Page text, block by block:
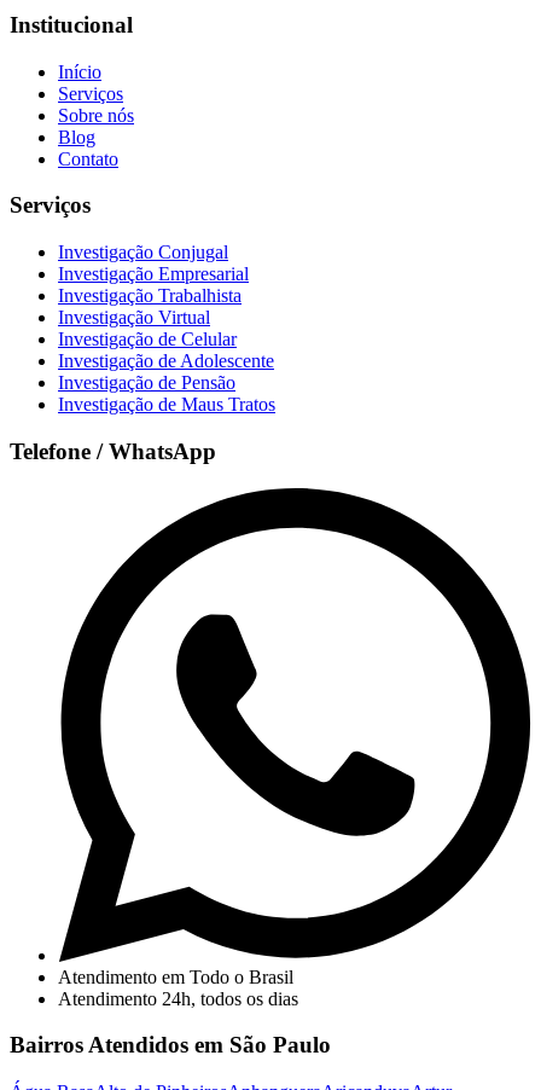
Institucional
Início
Serviços
Sobre nós
Blog
Contato
Serviços
Investigação Conjugal
Investigação Empresarial
Investigação Trabalhista
Investigação Virtual
Investigação de Celular
Investigação de Adolescente
Investigação de Pensão
Investigação de Maus Tratos
Telefone / WhatsApp
Atendimento em Todo o Brasil
Atendimento 24h, todos os dias
Bairros Atendidos em São Paulo